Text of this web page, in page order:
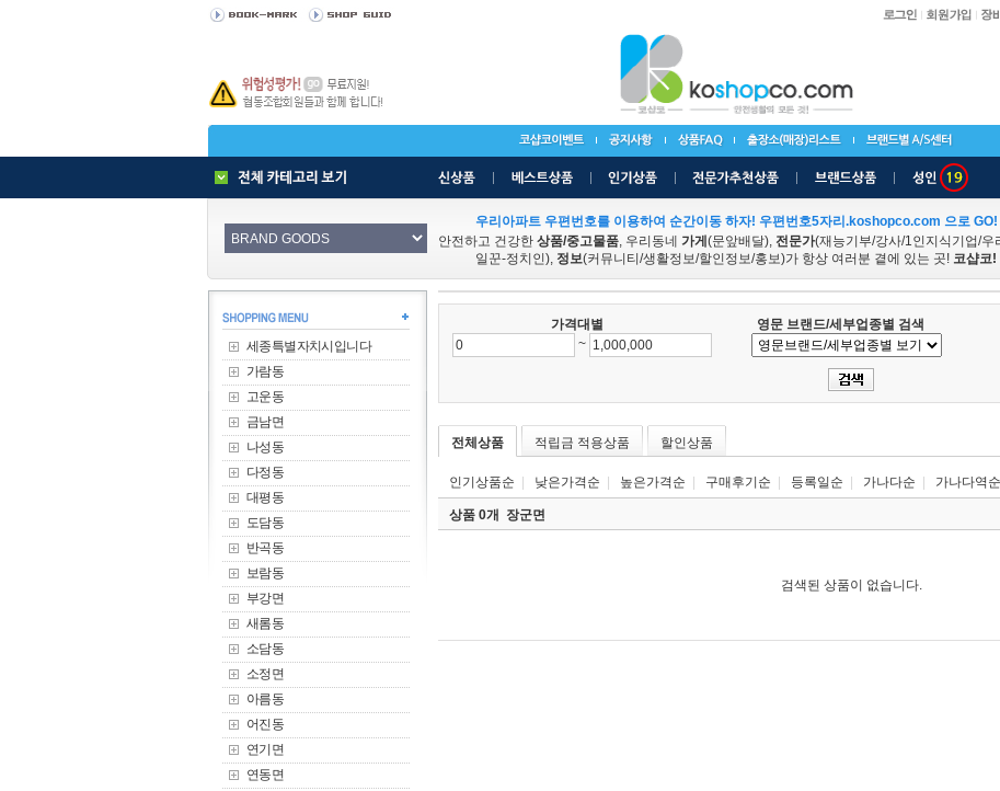
우리아파트 우편번호를 이용하여 순간이동 하자! 우편번호5자리.koshopco.com 으로 GO!
안전하고 건강한 상품/중고물품, 우리동네 가게 (문앞배달), 전문가(재능기부/강사/1인지식기업/우
일꾼-정치인), 정보(커뮤니티/생활정보/할인정보/홍보)가 항상 여러분 곁에 있는 곳! 코샵코!
세종특별자치시입니다
가람동
고운동
금남면
나성동
다정동
대평동
도담동
반곡동
보람동
부강면
새롬동
소담동
소정면
아름동
어진동
연기면
연동면
가격대별 영문 브랜드/세부업종별 검색
~
전체상품 적립금 적용상품 할인상품
인기상품순 낮은가격순 높은가격순 구매후기순 등록일순 가나다순 가나다역순
상품 0개 장군면
검색된 상품이 없습니다.